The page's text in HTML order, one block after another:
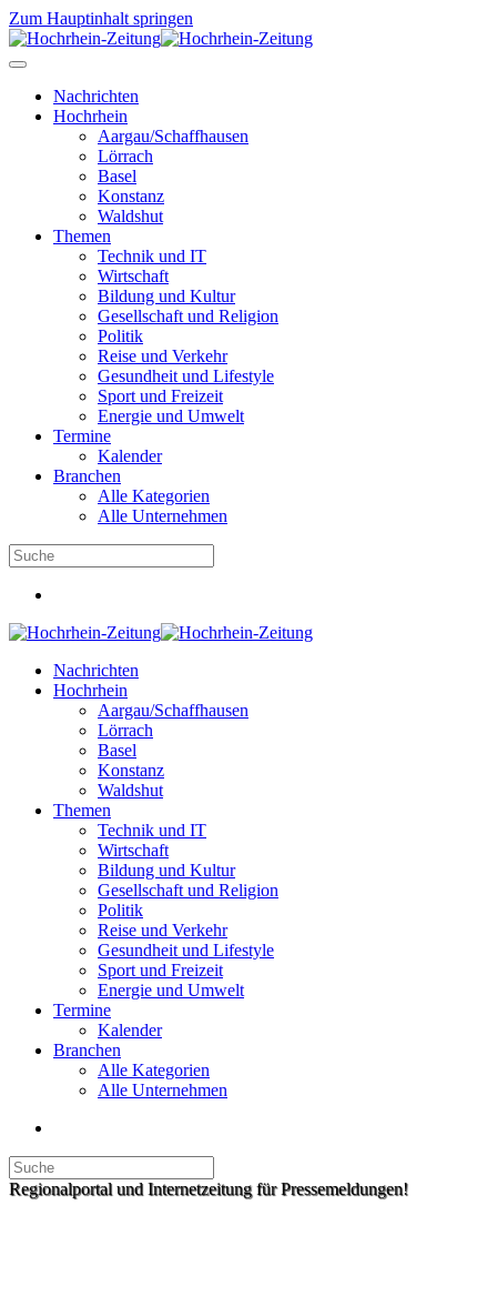
Zum Hauptinhalt springen
Nachrichten
Hochrhein
Aargau/Schaffhausen
Lörrach
Basel
Konstanz
Waldshut
Themen
Technik und IT
Wirtschaft
Bildung und Kultur
Gesellschaft und Religion
Politik
Reise und Verkehr
Gesundheit und Lifestyle
Sport und Freizeit
Energie und Umwelt
Termine
Kalender
Branchen
Alle Kategorien
Alle Unternehmen
Nachrichten
Hochrhein
Aargau/Schaffhausen
Lörrach
Basel
Konstanz
Waldshut
Themen
Technik und IT
Wirtschaft
Bildung und Kultur
Gesellschaft und Religion
Politik
Reise und Verkehr
Gesundheit und Lifestyle
Sport und Freizeit
Energie und Umwelt
Termine
Kalender
Branchen
Alle Kategorien
Alle Unternehmen
Regionalportal und Internetzeitung für Pressemeldungen!